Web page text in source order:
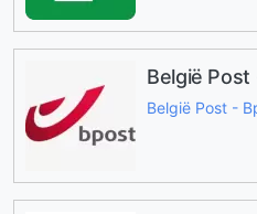
België
België Post -